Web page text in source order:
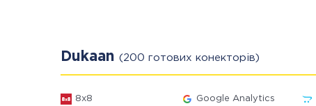
Dukaan (200 готових конекторів)
8x8 Google Analytics